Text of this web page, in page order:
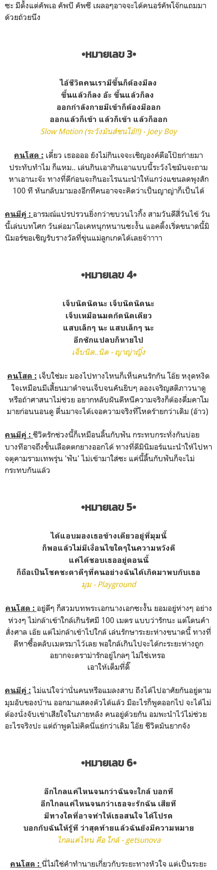
ซะ มีตั้งแต่คัพเอ คัพบี คัพซี เผลอๆอาจจะได้คนอร์คัพโจ๊กแถมมา
ด้วยถ้วยนึง
•หมายเลข 3•
ไอ้ชีวิตคนเรามีขึ้นก็ต้องมีลง
ขึ้นแล้วก็ลง อ๊ะ ขึ้นแล้วก็ลง
ออกกำลังกายมีเข้าก็ต้องมีออก
ออกแล้วก็เข้า แล้วก็เข้า แล้วก็ออก
Slow Motion (ระวังมันส์ชนโอ๋!!) - Joey Boy
คนโสด : เดี๋ยว เธออออ ยังไม่กินเจจะเชิญองค์ตือโป๊ยก่ายมา
ประทับทำไม ก็แหม.. เล่นกินเอากินเอาแบบนี้ระวังไขมันจะถาม
หาเอานะจ๊ะ ทางที่ดีก่อนจะกินอะไรแนะนำให้แกว่งแขนลดพุงสัก
100 ที หันกลับมามองอีกทีคนอาจจะคิดว่าเป็นญาญ่าก็เป็นได้
คนมีคู่ : อารมณ์แปรปรวนยิ่งกว่าขบวนไวกิ้ง สามวันดีสี่วันไข้ วัน
นี้เล่นบทโศก วันต่อมาโอเคหนุกหนานซะงั้น แอคติ้งเริ่ดขนาดนี้มิ
นิมอร์ขอเชิญรับรางวัลที่ขุ่นแม่ลูกเกดได้เลยจ้าาาา
•หมายเลข 4•
เจ็บนิดนิดนะ เจ็บนิดนิดนะ
เจ็บเหมือนมดกัดนิดเดียว
แสบเล็กๆ นะ แสบเล็กๆ นะ
อีกซักแปลบก็หายไป
เจ็บนิด..นิด - ญาญ่าญิ๋ง
คนโสด : เจ็บใช่มะ มองไปทางไหนก็เห็นคนรักกัน โอ๊ย หงุดหงิด
ใจเหมือนมีเสี้ยนมาตำจนเจ็บจนคันยิบๆ ลองเจริญสติภาวนาดู
หรือถ้าศาสนาไม่ช่วย อยากหลับฝันดีหนีความจริงก็ต้องดื่มคาโม
มายก่อนนอนดู ตื่นมาจะได้เจอความจริงที่โหดร้ายกว่าเดิม (อ้าว)
คนมีคู่ : ชีวิตรักช่วงนี้ก็เหมือนลิ้นกับฟัน กระทบกระทั่งกันบ่อย
บางทีอาจถึงขั้นเลือดตกยางออกได้ ทางที่ดีมินิมอร์แนะนำให้ไปหา
จตุคามรามเทพรุ่น 'ฟัน' ไม่เข้ามาใส่ซะ แค่นี้ลิ้นกับฟันก็จะไม่
กระทบกันแล้ว
•หมายเลข 5•
ได้แอบมองเธอข้างเดียวอยู่ที่มุมนี้
ก็พอแล้วไม่มีเงื่อนไขใดๆในความหวังดี
แค่ได้ชอบเธออยู่ตอนนี้
ก็ถือเป็นโชคชะตาดีๆที่คนอย่างฉันได้เกิดมาพบกับเธอ
มุม - Playground
คนโสด : อยู่ดีๆ ก็สวมบทพระเอกนางเอกซะงั้น ยอมอยู่ห่างๆ อย่าง
ห่วงๆ ไม่กล้าเข้าใกล้เกินรัศมี 100 เมตร แบบว่ารักนะ แต่โดนคำ
สั่งศาล เอ๊ย แต่ไม่กล้าเข้าไปใกล้ เล่นรักษาระยะห่างขนาดนี้ ทางที่
ดีหาซื้อตลับเมตรมาไว้เลย พอใกล้เกินไปจะได้กะระยะห่างถูก
อยากจะดราม่ารักอยู่ไกลๆ ไม่ใช่เหรอ
เอาให้เต็มที่ดิ๊
คนมีคู่ : ไม่แน่ใจว่านั่นคนหรือแมลงสาบ ถึงได้ไปอาศัยกันอยู่ตาม
มุมอับของบ้าน ออกมาแสดงตัวได้แล้ว มีอะไรก็พูดออกไป จะได้ไม่
ต้องนั่งจับเข่าเสียใจในภายหลัง คนอยู่ด้วยกัน อมพะนำไว้ไม่ช่วย
อะไรจริงปะ แต่ถ้าพูดไม่คิดนี่แย่กว่าเดิม โอ๊ย ชีวิตมันยากจัง
•หมายเลข 6•
อีกไกลแค่ไหนจนกว่าฉันจะใกล้ บอกที
อีกไกลแค่ไหนจนกว่าเธอจะรักฉัน เสียที
มีทางใดที่อาจทำให้เธอสนใจ ได้โปรด
บอกกับฉันให้รู้ที ว่าสุดท้ายแล้วฉันยังมีความหมาย
ไกลแค่ไหน คือ ใกล้ - getsunova
คนโสด : นี่ไม่ใช่คำทำนายเกี่ยวกับระยะทางหัวใจ แต่เป็นระยะ